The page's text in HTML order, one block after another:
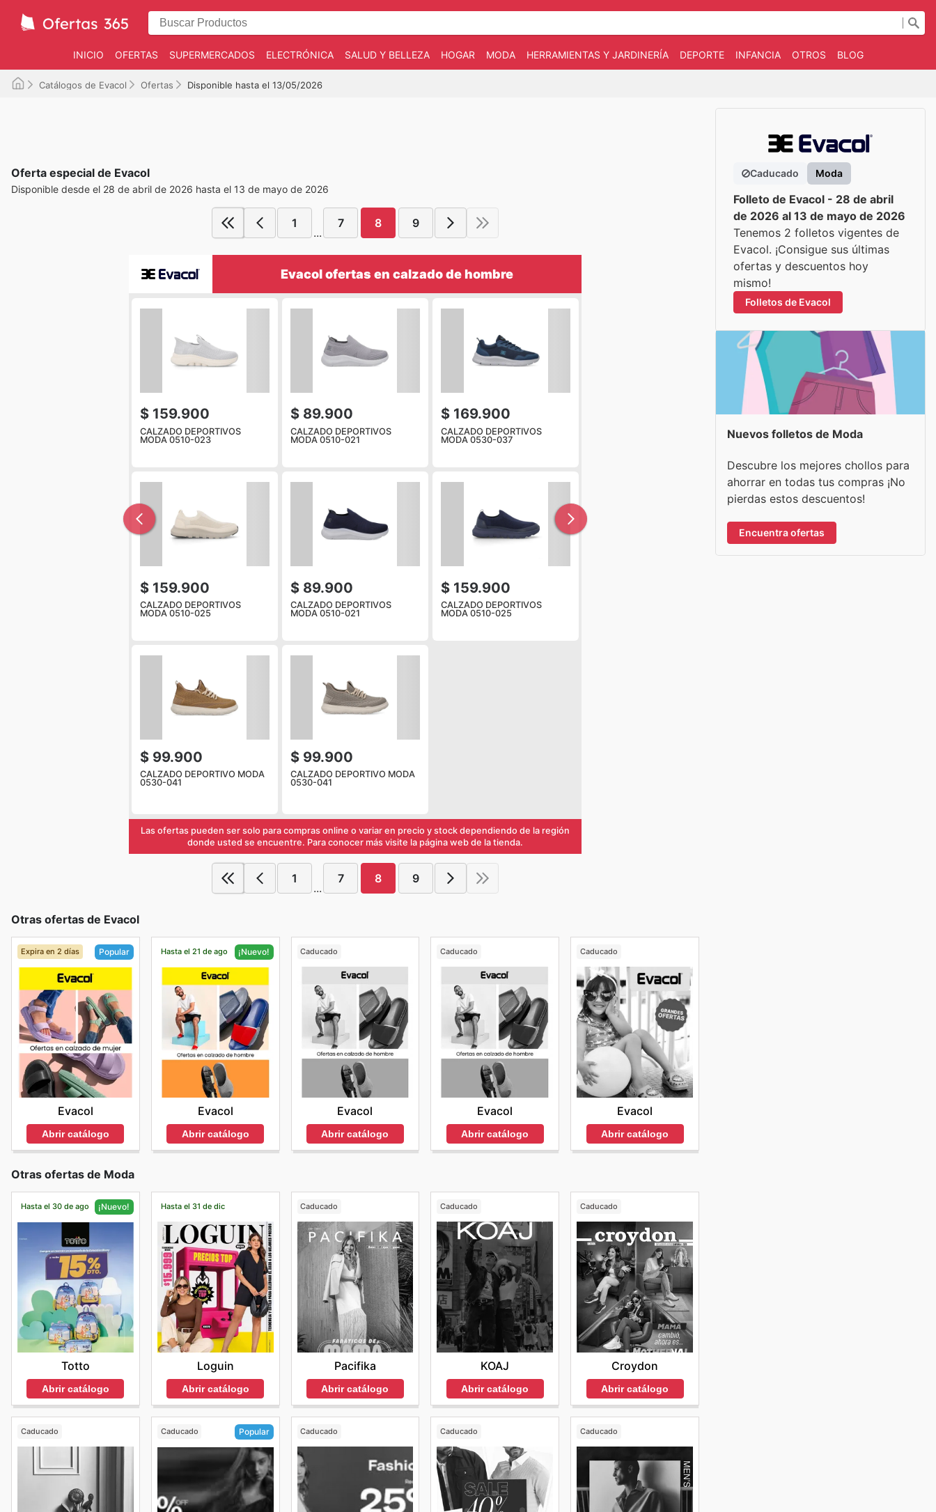
INICIO OFERTAS SUPERMERCADOS ELECTRÓNICA SALUD Y BELLEZA HOGAR MODA HERRAMIENTAS Y JARDINERÍA DEPORTE INFANCIA OTROS BLOG
Catálogos de Evacol Ofertas Disponible hasta el 13/05/2026
Oferta especial de Evacol
Disponible desde el 28 de abril de 2026 hasta el 13 de mayo de 2026
1
...
7 8 9
Evacol ofertas en calzado de hombre
$ 159.900
CALZADO DEPORTIVOS
MODA 0510-023
$ 89.900
CALZADO DEPORTIVOS
MODA 0510-021
$ 169.900
CALZADO DEPORTIVOS
MODA 0530-037
$ 159.900
CALZADO DEPORTIVOS
MODA 0510-025
$ 89.900
CALZADO DEPORTIVOS
MODA 0510-021
$ 159.900
CALZADO DEPORTIVOS
MODA 0510-025
$ 99.900
CALZADO DEPORTIVO MODA
0530-041
$ 99.900
CALZADO DEPORTIVO MODA
0530-041
Las ofertas pueden ser solo para compras online o variar en precio y stock dependiendo de la región
donde usted se encuentre. Para conocer más visite la página web de la tienda.
1
...
7 8 9
Otras ofertas de Evacol
Expira en 2 días Popular
Evacol
Abrir catálogo
Hasta el 21 de ago ¡Nuevo!
Evacol
Abrir catálogo
Caducado
Evacol
Abrir catálogo
Caducado
Evacol
Abrir catálogo
Caducado
Evacol
Abrir catálogo
Otras ofertas de Moda
Hasta el 30 de ago ¡Nuevo!
Totto
Abrir catálogo
Hasta el 31 de dic
Loguin
Abrir catálogo
Caducado
Pacifika
Abrir catálogo
Caducado
KOAJ
Abrir catálogo
Caducado
Croydon
Abrir catálogo
Caducado Caducado Popular Caducado Caducado Caducado
Caducado Moda
Folleto de Evacol - 28 de abril
de 2026 al 13 de mayo de 2026
Tenemos 2 folletos vigentes de
Evacol. ¡Consigue sus últimas
ofertas y descuentos hoy
mismo!
Folletos de Evacol
Nuevos folletos de Moda
Descubre los mejores chollos para
ahorrar en todas tus compras ¡No
pierdas estos descuentos!
Encuentra ofertas